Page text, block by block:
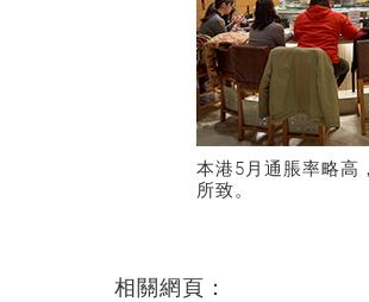
本港5月通脹率略高
所致。
相關網頁：